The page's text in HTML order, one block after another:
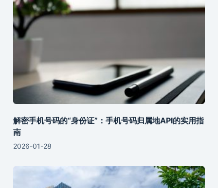
解密手机号码的“身份证”：手机号码归属地API的实用指
南
2026-01-28